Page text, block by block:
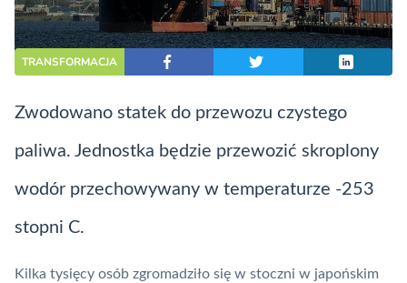
TRANSFORMACJA
Zwodowano statek do przewozu czystego
paliwa. Jednostka będzie przewozić skroplony
wodór przechowywany w temperaturze -253
stopni C.
Kilka tysięcy osób zgromadziło się w stoczni w japońskim